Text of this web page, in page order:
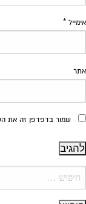
אימייל *
אתר
שמור בדפדפן זה את